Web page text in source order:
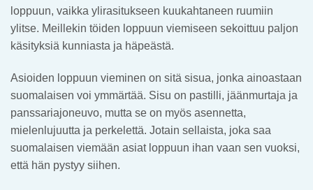
loppuun, vaikka ylirasitukseen kuukahtaneen ruumiin
ylitse. Meillekin töiden loppuun viemiseen sekoittuu paljon
käsityksiä kunniasta ja häpeästä.
Asioiden loppuun vieminen on sitä sisua, jonka ainoastaan
suomalaisen voi ymmärtää. Sisu on pastilli, jäänmurtaja ja
panssariajoneuvo, mutta se on myös asennetta,
mielenlujuutta ja perkelettä. Jotain sellaista, joka saa
suomalaisen viemään asiat loppuun ihan vaan sen vuoksi,
että hän pystyy siihen.